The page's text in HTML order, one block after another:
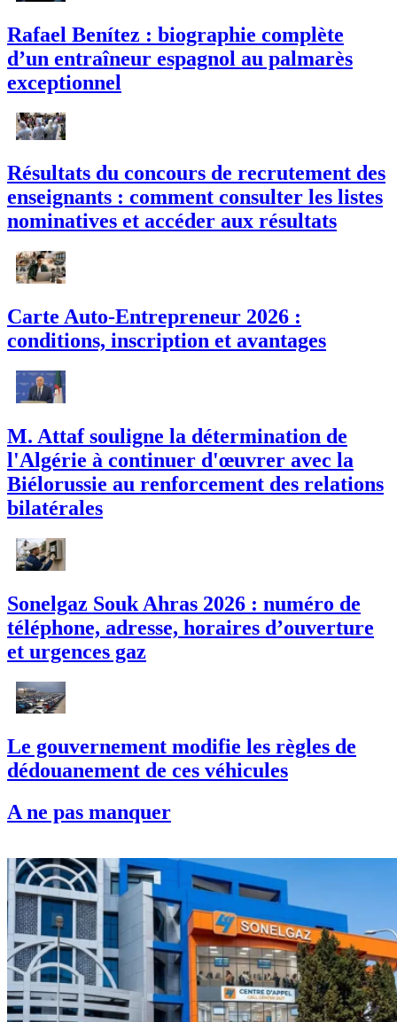
Rafael Benítez : biographie complète
d’un entraîneur espagnol au palmarès
exceptionnel
Résultats du concours de recrutement des
enseignants : comment consulter les listes
nominatives et accéder aux résultats
Carte Auto-Entrepreneur 2026 :
conditions, inscription et avantages
M. Attaf souligne la détermination de
l'Algérie à continuer d'œuvrer avec la
Biélorussie au renforcement des relations
bilatérales
Sonelgaz Souk Ahras 2026 : numéro de
téléphone, adresse, horaires d’ouverture
et urgences gaz
Le gouvernement modifie les règles de
dédouanement de ces véhicules
A ne pas manquer